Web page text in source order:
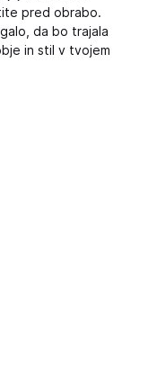
pred obrabo.
da bo trajala
in stil v tvojem